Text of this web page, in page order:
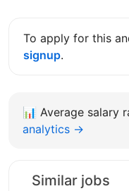
To apply for this
signup.
📊 Average salary
analytics →
Similar jobs